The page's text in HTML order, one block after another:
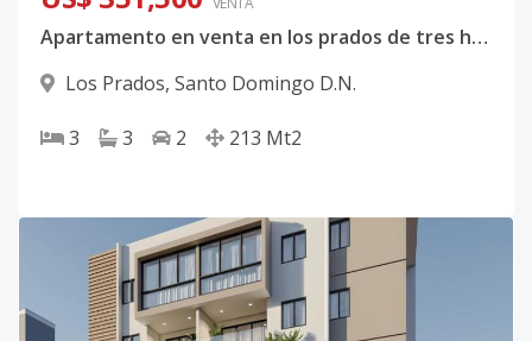
Apartamento en venta en los prados de tres habitaciones
Los Prados, Santo Domingo D.N.
3 3 2 213 Mt2